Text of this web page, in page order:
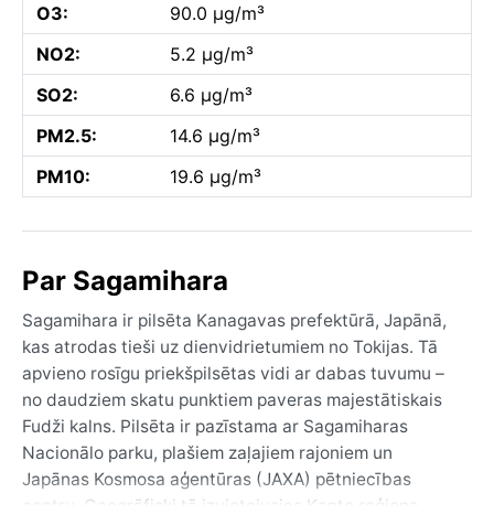
O3:
90.0 µg/m³
NO2:
5.2 µg/m³
SO2:
6.6 µg/m³
PM2.5:
14.6 µg/m³
PM10:
19.6 µg/m³
Par Sagamihara
Sagamihara ir pilsēta Kanagavas prefektūrā, Japānā,
kas atrodas tieši uz dienvidrietumiem no Tokijas. Tā
apvieno rosīgu priekšpilsētas vidi ar dabas tuvumu –
no daudziem skatu punktiem paveras majestātiskais
Fudži kalns. Pilsēta ir pazīstama ar Sagamiharas
Nacionālo parku, plašiem zaļajiem rajoniem un
Japānas Kosmosa aģentūras (JAXA) pētniecības
centru. Ģeogrāfiski tā izvietojusies Kanto reģiona